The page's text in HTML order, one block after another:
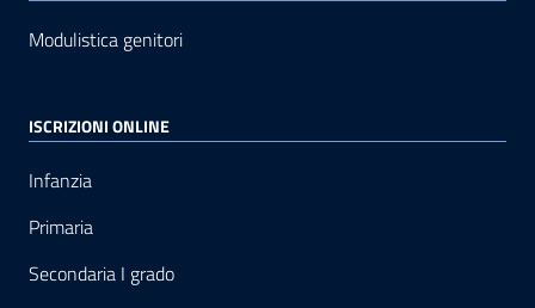
Modulistica genitori
ISCRIZIONI ONLINE
Infanzia
Primaria
Secondaria I grado